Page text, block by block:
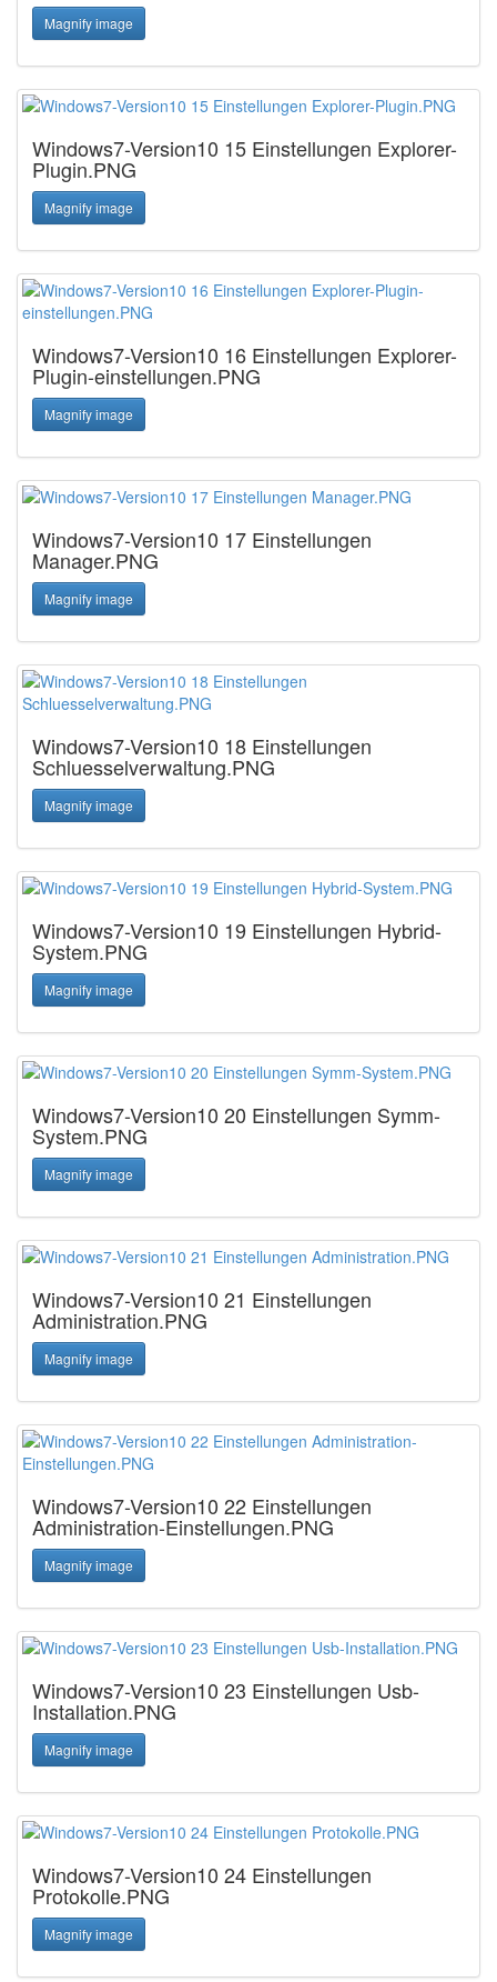
Magnify image
Windows7-Version10 15 Einstellungen Explorer-
Plugin.PNG
Magnify image
Windows7-Version10 16 Einstellungen Explorer-
Plugin-einstellungen.PNG
Magnify image
Windows7-Version10 17 Einstellungen
Manager.PNG
Magnify image
Windows7-Version10 18 Einstellungen
Schluesselverwaltung.PNG
Magnify image
Windows7-Version10 19 Einstellungen Hybrid-
System.PNG
Magnify image
Windows7-Version10 20 Einstellungen Symm-
System.PNG
Magnify image
Windows7-Version10 21 Einstellungen
Administration.PNG
Magnify image
Windows7-Version10 22 Einstellungen
Administration-Einstellungen.PNG
Magnify image
Windows7-Version10 23 Einstellungen Usb-
Installation.PNG
Magnify image
Windows7-Version10 24 Einstellungen
Protokolle.PNG
Magnify image